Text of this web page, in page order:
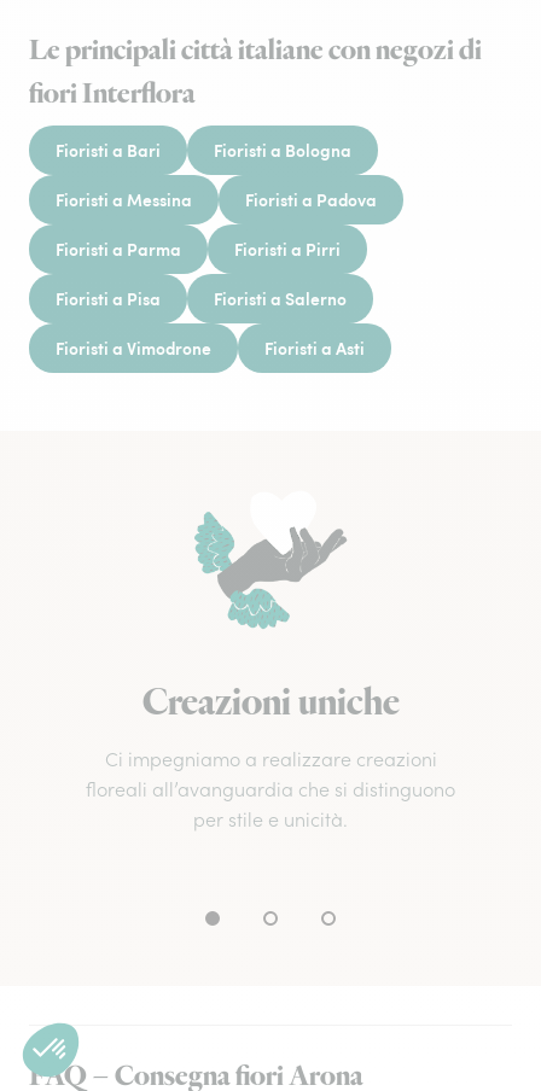
Le principali città italiane con negozi di
fiori Interflora
Fioristi a Bari Fioristi a Bologna
Fioristi a Messina Fioristi a Padova
Fioristi a Parma Fioristi a Pirri
Fioristi a Pisa Fioristi a Salerno
Fioristi a Vimodrone Fioristi a Asti
Creazioni uniche
Ci impegniamo a realizzare creazioni
floreali all’avanguardia che si distinguono
per stile e unicità.
FAQ – Consegna fiori Arona